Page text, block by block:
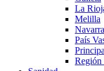
La
Melilla
Navarra
País
Región